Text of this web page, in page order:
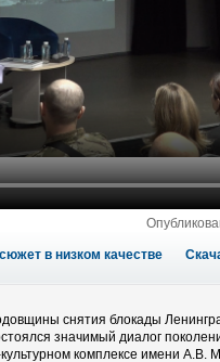
в низком качестве
снятия блокады
значимый диалог
комплексе имени А.В.